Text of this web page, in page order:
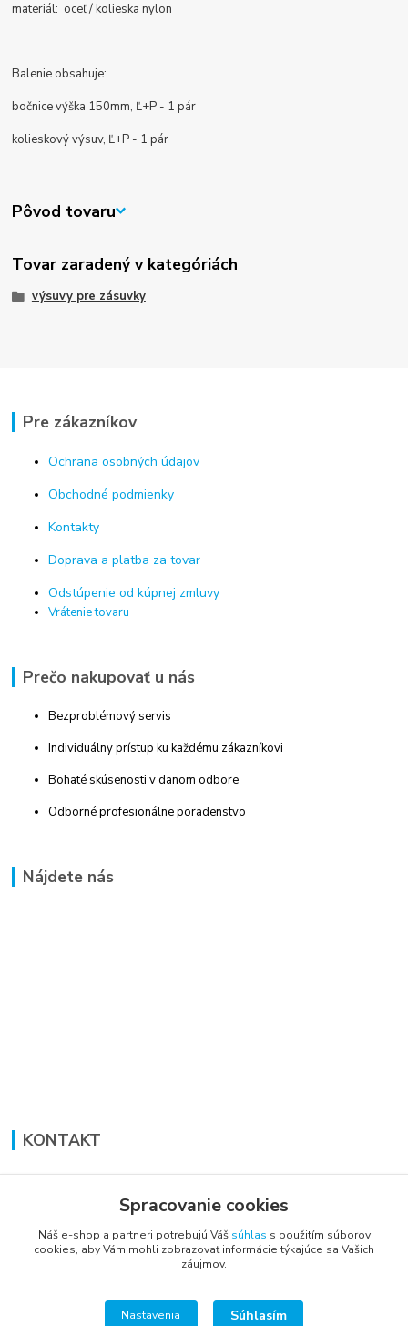
materiál: oceľ / kolieska nylon
Balenie obsahuje:
bočnice výška 150mm, Ľ+P - 1 pár
kolieskový výsuv, Ľ+P - 1 pár
Pôvod tovaru
Tovar zaradený v kategóriách
výsuvy pre zásuvky
Pre zákazníkov
Ochrana osobných údajov
Obchodné podmienky
Kontakty
Doprava a platba za tovar
Odstúpenie od kúpnej zmluvy
Vrátenie tovaru
Prečo nakupovať u nás
Bezproblémový servis
Individuálny prístup ku každému zákazníkovi
Bohaté skúsenosti v danom odbore
Odborné profesionálne poradenstvo
Nájdete nás
KONTAKT
+421 948 711 774
vsetkoprenabytok@gmail.com
Spracovanie cookies
Náš e-shop a partneri potrebujú Váš súhlas s použitím súborov
cookies, aby Vám mohli zobrazovať informácie týkajúce sa Vašich
záujmov.
Nastavenia Súhlasím